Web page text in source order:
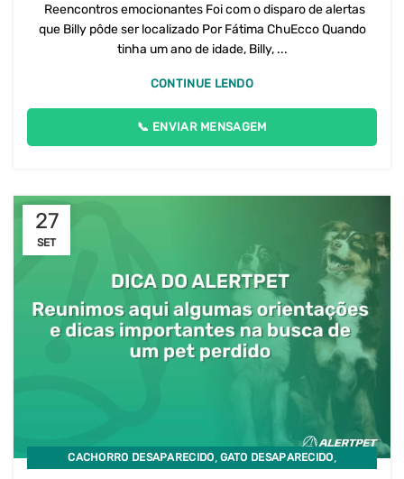
Reencontros emocionantes Foi com o disparo de alertas
que Billy pôde ser localizado Por Fátima ChuEcco Quando
tinha um ano de idade, Billy, ...
CONTINUE LENDO
📞 ENVIAR MENSAGEM
27
SET
CACHORRO DESAPARECIDO, GATO DESAPARECIDO,